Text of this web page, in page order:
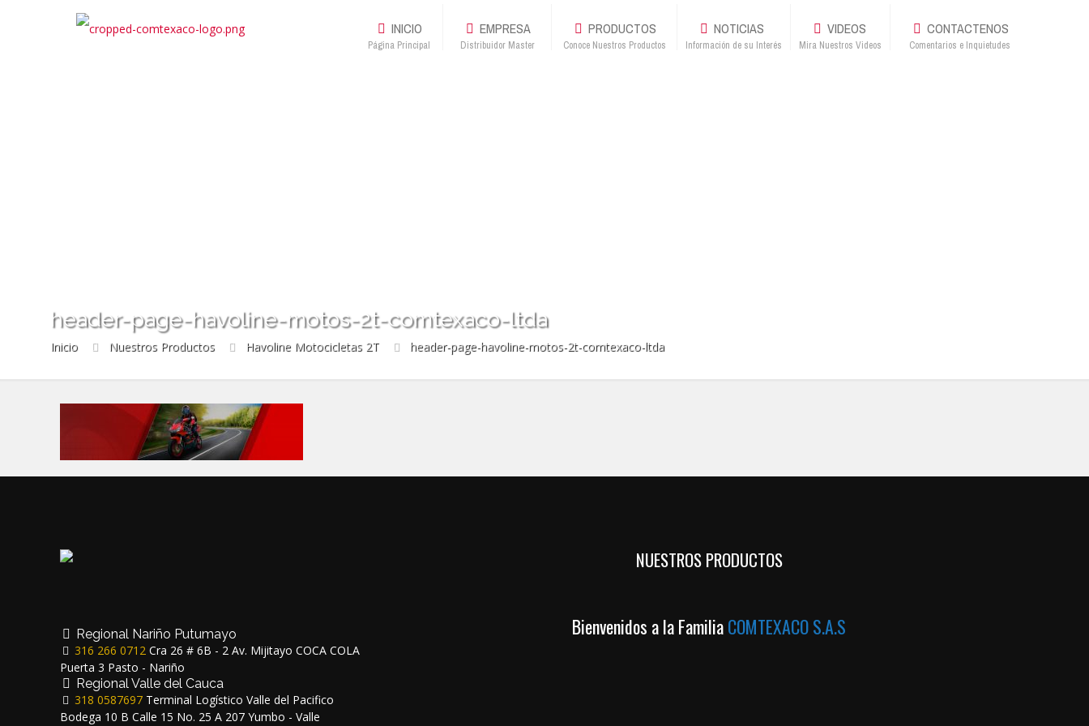
INICIO
Página Principal
EMPRESA
Distribuidor Master
PRODUCTOS
Conoce Nuestros Productos
NOTICIAS
Información de su Interés
VIDEOS
Mira Nuestros Videos
CONTACTENOS
Comentarios e Inquietudes
header-page-havoline-motos-2t-comtexaco-ltda
Inicio Nuestros Productos Havoline Motocicletas 2T header-page-havoline-motos-2t-comtexaco-ltda
Regional Nariño Putumayo
316 266 0712 Cra 26 # 6B - 2 Av. Mijitayo COCA COLA
Puerta 3 Pasto - Nariño
Regional Valle del Cauca
318 0587697 Terminal Logístico Valle del Pacifico
Bodega 10 B Calle 15 No. 25 A 207 Yumbo - Valle
NUESTROS PRODUCTOS
Bienvenidos a la FamiliaCOMTEXACO S.A.S